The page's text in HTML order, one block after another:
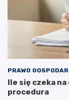
PRAWO
Ile się czeka
procedura